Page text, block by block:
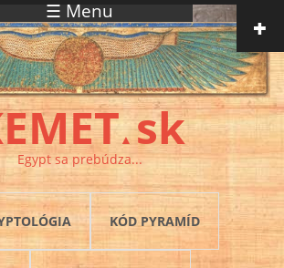
☰ Menu
▲ sk
Egypt sa prebúdza...
KÓD PYRAMÍD